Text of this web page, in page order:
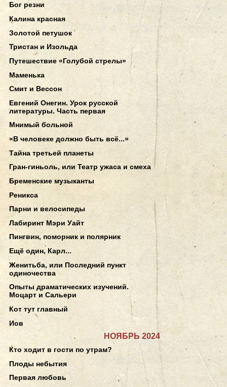
Бог резни
Калина красная
Золотой петушок
Тристан и Изольда
Путешествие «Голубой стрелы»
Маменька
Смит и Вессон
Евгений Онегин. Урок русской
литературы. Часть первая
Мнимый больной
«В человеке должно быть всё...»
Тайна третьей планеты
Гран-гиньоль, или Театр ужаса и смеха
Бременские музыканты
Реникса
Парни и велосипеды
Лабиринт Мэри Уайт
Пингвин, поморник и полярник
Ещё один, Карл...
Женитьба, или Последний пункт
одиночества
Опыты драматических изучений.
Моцарт и Сальери
Кот тут главный
Иов
НОЯБРЬ 2024
Кто ходит в гости по утрам?
Плоды небытия
Первая любовь